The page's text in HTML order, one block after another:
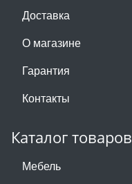
Доставка
О магазине
Гарантия
Контакты
Каталог товаров
Мебель